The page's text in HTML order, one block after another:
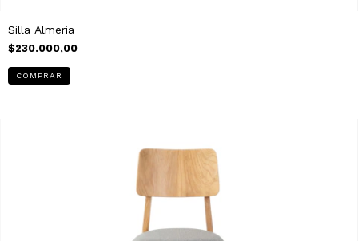
Silla Almeria
$230.000,00